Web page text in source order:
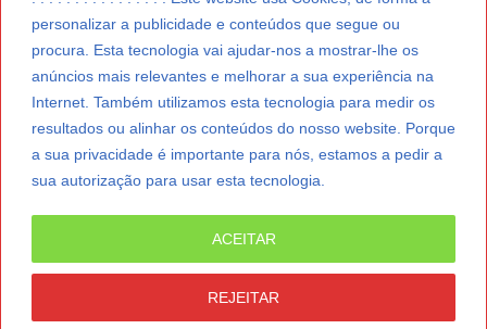
personalizar a publicidade e conteúdos que segue ou
procura. Esta tecnologia vai ajudar-nos a mostrar-lhe os
anúncios mais relevantes e melhorar a sua experiência na
Internet. Também utilizamos esta tecnologia para medir os
resultados ou alinhar os conteúdos do nosso website. Porque
a sua privacidade é importante para nós, estamos a pedir a
sua autorização para usar esta tecnologia.
REJEITAR
ACEITAR
Agosto 7, 2026
Preparar o carro para as férias de Verão
Agosto 5, 2026
SUBSCREVER NEWSLETTER
SpringParty|Suporte Técnico|